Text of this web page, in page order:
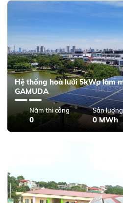
Hệ thống hoà lưới 5kWp làm
GAMUDA
Năm thi công
0
Sản lượng
0 MWh